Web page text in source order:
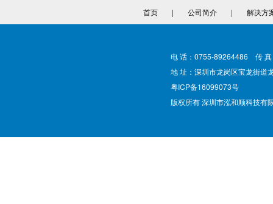
首页 | 公司简介 | 解决方
电 话：0755-89264486 传
地 址：深圳市龙岗区宝龙街道
粤ICP备16099073号
版权所有 深圳市泓和顺科技有